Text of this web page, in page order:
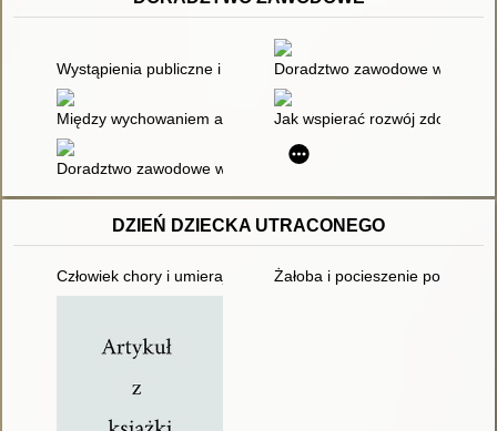
Wystąpienia publiczne i prezentowanie danych
Doradztwo zawodowe w
Między wychowaniem a karierą zawodowąJak wspierać rozwój zdolności
Doradztwo zawodowe w gimnazjum i szkole
DZIEŃ DZIECKA UTRACONEGO
Człowiek chory i umierający : możliwości wsparcia i formy
Żałoba i pocieszenie po